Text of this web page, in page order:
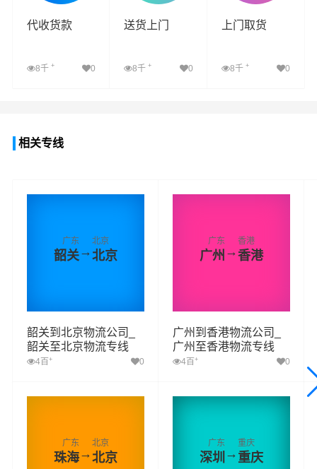
代收货款
8千 + 0
送货上门
8千+ 0
上门取货
8千 + 0
相关专线
广东
韶关→
北京
北京
韶关到北京物流公司_
韶关至北京物流专线
4百 + 0
广东
广州 →
香港
香港
广州到香港物流公司_
广州至香港物流专线
4百 + 0
广东
珠海→
北京
北京
广东
深圳→
重庆
重庆